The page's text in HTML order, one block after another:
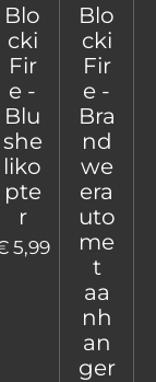
Blo
cki
Fir
e -
Blu
she
liko
pte
r
5,99
Blo
cki
Fir
e -
Bra
nd
we
era
uto
me
t
aa
nh
an
ger